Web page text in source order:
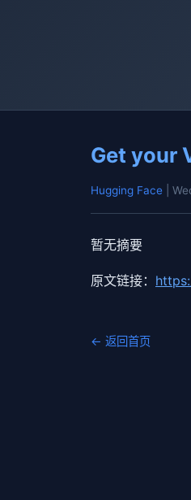
Get your
Hugging Face |
暂无摘要
原文链接：
← 返回首页